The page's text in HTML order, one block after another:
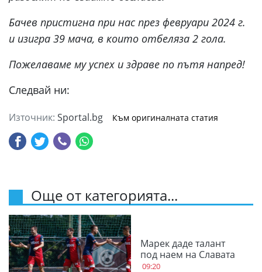
Бачев пристигна при нас през февруари 2024 г.
и изигра 39 мача, в които отбеляза 2 гола.
Пожелаваме му успех и здраве по пътя напред!
Следвай ни:
Източник: Sportal.bg Към оригиналната статия
Още от категорията...
Марек даде талант
под наем на Славата
09:20